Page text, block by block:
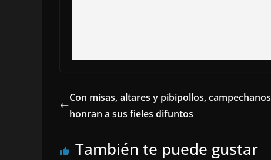
Con misas, altares y pibipollos, campechanos
honran a sus fieles difuntos
También te puede gustar